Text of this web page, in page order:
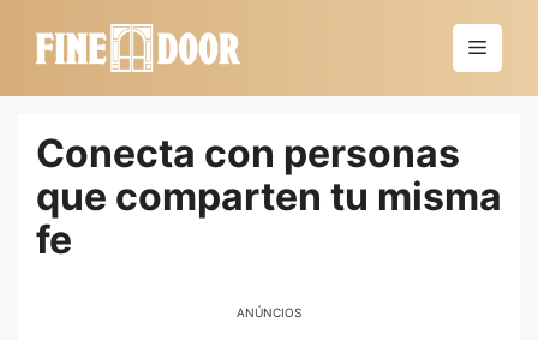
Menú
Conecta con personas
que comparten tu misma
fe
ANÚNCIOS